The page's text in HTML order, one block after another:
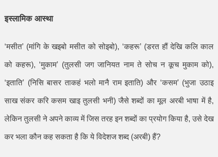
इस्लामिक आस्था
‘मसीत’ (मांगि के खइबो मसीत को सोइबो), ‘कहरू’ (डरत हौं देखि कलि काल
को कहरू), ‘मुकाम’ (तुलसी जग जानियत नाम ते सोच न कूच मुकाम को),
‘इताति’ (निसि बासर ताकहं भलो मानै राम इताति) और ‘कसम’ (भुजा उठाइ
साख संकर करि कसम खाइ तुलसी भनी) जैसे शब्दों का मूल अरबी भाषा में है,
लेकिन तुलसी ने अपने काव्य में जिस तरह इन शब्दों का प्रयोग किया है,उसे देख
कर भला कौन कह सकता है कि ये विदेशज शब्द (अरबी) हैं?